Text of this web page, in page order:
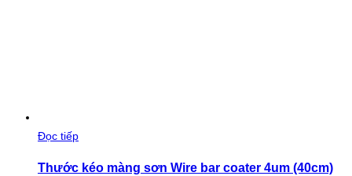
Đọc tiếp
Thước kéo màng sơn Wire bar coater 4um (40cm)